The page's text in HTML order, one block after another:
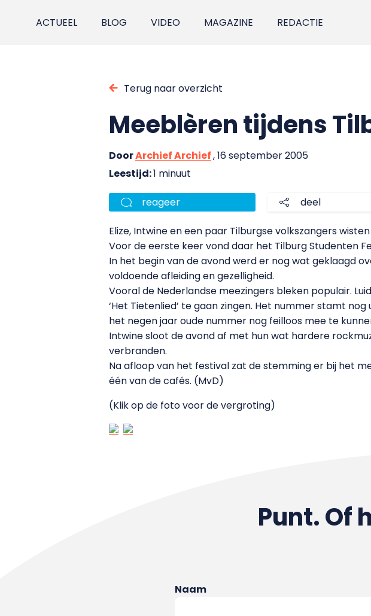
ACTUEEL BLOG VIDEO MAGAZINE REDACTIE
Terug naar overzicht
Meeblèren tijdens
DoorArchief Archief, 16 september 2005
Leestijd:1 minuut
reageer deel
Elize, Intwine en een paar Tilburgse volkszangers
Voor de eerste keer vond daar het Tilburg Studenten
In het begin van de avond werd er nog wat geklaagd
voldoende afleiding en gezelligheid.
Vooral de Nederlandse meezingers bleken populair.
‘Het Tietenlied’ te gaan zingen. Het nummer stamt
het negen jaar oude nummer nog feilloos mee te
Intwine sloot de avond af met hun wat hardere
verbranden.
Na afloop van het festival zat de stemming er bij het
één van de cafés. (MvD)
(Klik op de foto voor de vergroting)
Punt. Of
Naam